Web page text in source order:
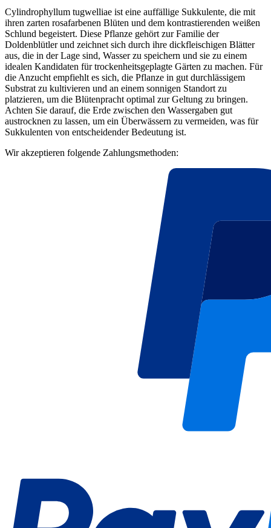
Cylindrophyllum tugwelliae ist eine auffällige Sukkulente, die mit
ihren zarten rosafarbenen Blüten und dem kontrastierenden weißen
Schlund begeistert. Diese Pflanze gehört zur Familie der
Doldenblütler und zeichnet sich durch ihre dickfleischigen Blätter
aus, die in der Lage sind, Wasser zu speichern und sie zu einem
idealen Kandidaten für trockenheitsgeplagte Gärten zu machen. Für
die Anzucht empfiehlt es sich, die Pflanze in gut durchlässigem
Substrat zu kultivieren und an einem sonnigen Standort zu
platzieren, um die Blütenpracht optimal zur Geltung zu bringen.
Achten Sie darauf, die Erde zwischen den Wassergaben gut
austrocknen zu lassen, um ein Überwässern zu vermeiden, was für
Sukkulenten von entscheidender Bedeutung ist.
Wir akzeptieren folgende Zahlungsmethoden: